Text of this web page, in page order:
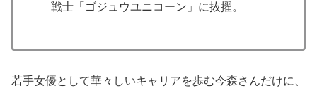
戦士「ゴジュウユニコーン」に抜擢。
若手女優として華々しいキャリアを歩む今森さんだけに、